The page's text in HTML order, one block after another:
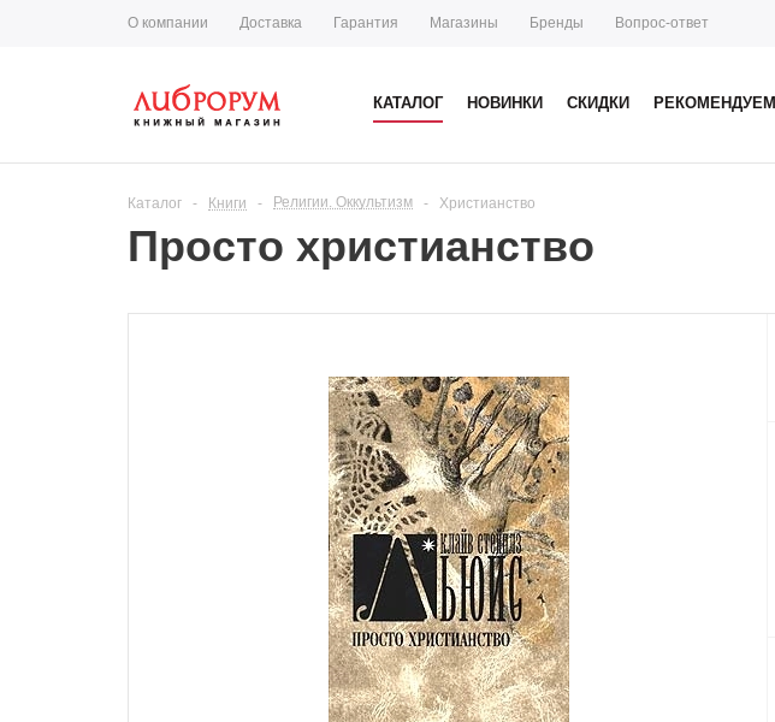
О компании Доставка Гарантия Магазины Бренды Вопрос-ответ
КАТАЛОГ НОВИНКИ СКИДКИ РЕКОМЕНДУЕМ
Каталог - Книги - Религии. Оккультизм - Христианство
Просто христианство